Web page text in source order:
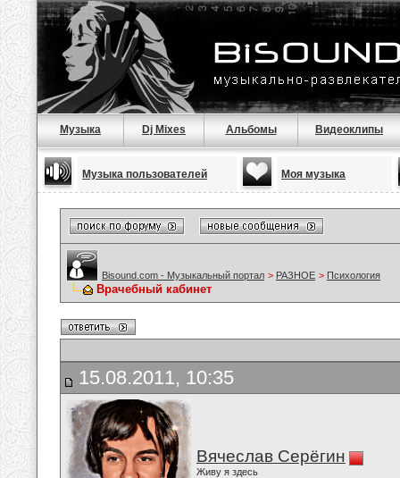
Музыка Dj Mixes Альбомы Видеоклипы
Музыка пользователей Моя музыка
Bisound.com - Музыкальный портал > РАЗНОЕ > Психология
Врачебный кабинет
15.08.2011, 10:35
Вячеслав Серёгин
Живу я здесь